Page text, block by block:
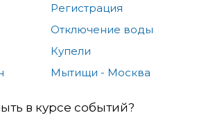
Регистрация
Отключение воды
Купели
Мытищи - Москва
в курсе событий?